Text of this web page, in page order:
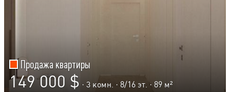
Продажа квартиры
149 000 $ · 3 комн. · 8/16 эт. · 89 м²